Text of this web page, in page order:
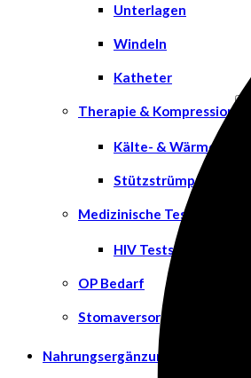
Unterlagen
Windeln
Katheter
Therapie & Kompression
Kälte- &
Stützstrümpfe &
Medizinische Tests &
HIV Tests
OP Bedarf
Stomaversorgung
Nahrungsergänzungsmittel